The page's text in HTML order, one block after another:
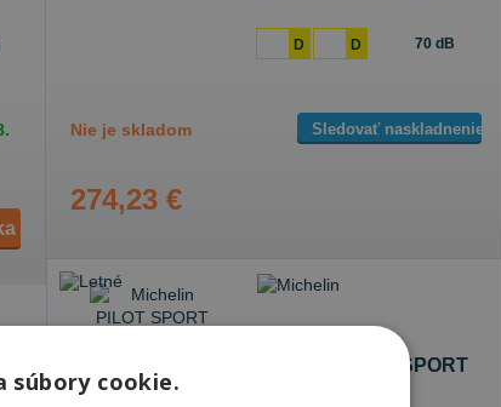
D D 70 dB
Nie je skladom Sledovať naskladnenie
274,23 €
Michelin PILOT SPORT
súbory cookie.